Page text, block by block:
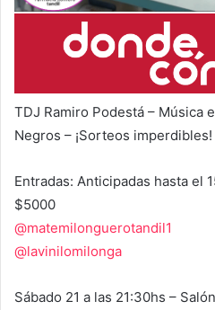
TDJ Ramiro Podestá – Música
Negros – ¡Sorteos
Entradas: Anticipadas hasta el
$5000
@matemilonguerotandil1
@lavinilomilonga
Sábado 21 a las 21:30hs –